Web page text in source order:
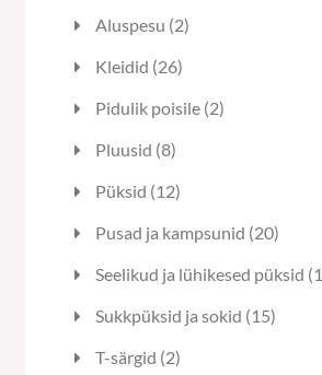
Aluspesu 22
Kleidid 2626
toodet
Pidulik poisile 22
Pluusid 88
Püksid 1212
Pusad ja kampsunid 2020
toodet
Seelikud ja lühikesed püksid 1
Sukkpüksid ja sokid 1515
T-särgid 22